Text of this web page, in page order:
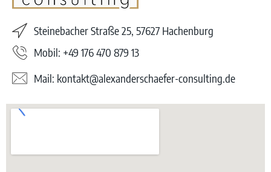
Steinebacher Straße 25, 57627 Hachenburg
Mobil: +49 176 470 879 13
Mail: kontakt@alexanderschaefer-consulting.de